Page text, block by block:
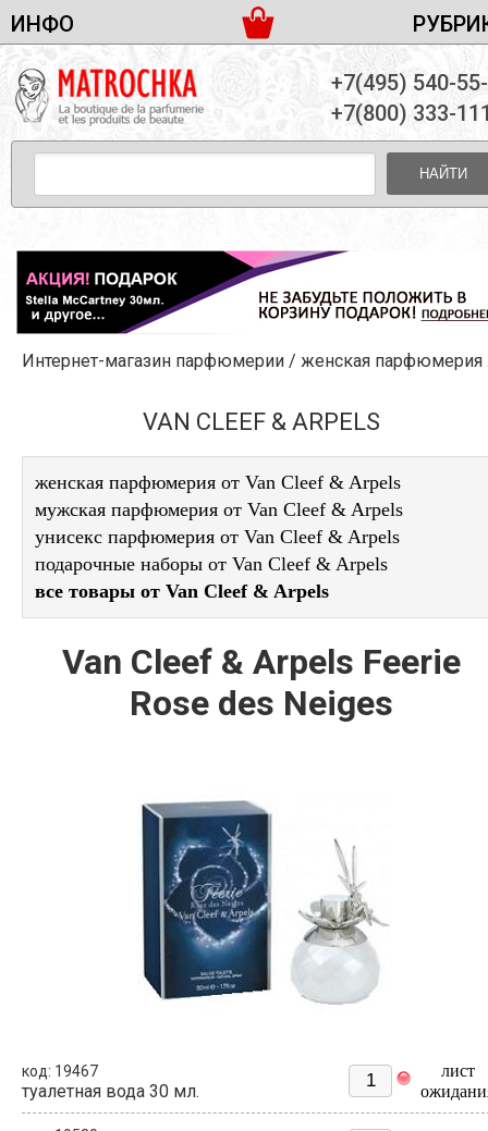
ИНФО
ДОСТАВКА И ОПЛАТА
ПАРТНЕРСТВО
КОНТАКТЫ
ЖЕНСКАЯ ПАРФЮМЕРИЯ
МУЖСКАЯ ПАРФЮМЕРИЯ
УНИСЕКС ПАРФЮМЕРИЯ
ЖЕНСКИЕ НАБОРЫ
МУЖСКИЕ НАБОРЫ
УНИСЕКС НАБОРЫ
УХОД ЗА ЛИЦОМ
УХОД ЗА ТЕЛОМ
ДЕКОРАТИВНАЯ КОСМЕТИКА
+7(495) 540-
+7(800) 333-
НАЙТИ
Интернет-магазин парфюмерии / женская парфюмерия
VAN CLEEF & ARPELS
женская парфюмерия от Van Cleef & Arpels
мужская парфюмерия от Van Cleef & Arpels
унисекс парфюмерия от Van Cleef & Arpels
подарочные наборы от Van Cleef & Arpels
все товары от Van Cleef & Arpels
Van Cleef & Arpels Feerie
Rose des Neiges
код: 19467
туалетная вода 30 мл.
лист